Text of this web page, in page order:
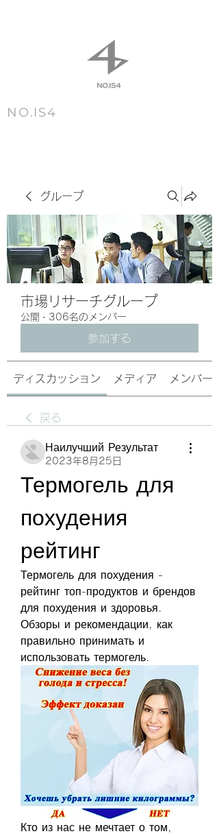
NO.IS4
グループ
市場リサーチグループ
公開 · 306名のメンバー
参加する
ディスカッション メディア メンバー
戻る
Наилучший Результат
2023年8月25日
Термогель для
похудения
рейтинг
Термогель для похудения -
рейтинг топ-продуктов и брендов
для похудения и здоровья.
Обзоры и рекомендации, как
правильно принимать и
использовать термогель.
Кто из нас не мечтает о том,